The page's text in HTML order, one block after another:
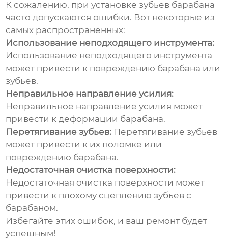
К сожалению, при установке зубьев барабана
часто допускаются ошибки. Вот некоторые из
самых распространенных:
Использование неподходящего инструмента:
Использование неподходящего инструмента
может привести к повреждению барабана или
зубьев.
Неправильное направление усилия:
Неправильное направление усилия может
привести к деформации барабана.
Перетягивание зубьев: Перетягивание зубьев
может привести к их поломке или
повреждению барабана.
Недостаточная очистка поверхности:
Недостаточная очистка поверхности может
привести к плохому сцеплению зубьев с
барабаном.
Избегайте этих ошибок, и ваш ремонт будет
успешным!